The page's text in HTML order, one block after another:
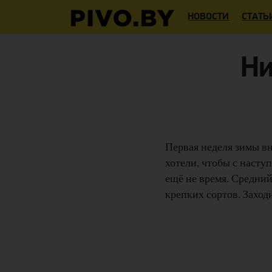
НОВОСТИ
Первая неделя зимы
хотели, чтобы с
ещё не время.
крепких сортов.